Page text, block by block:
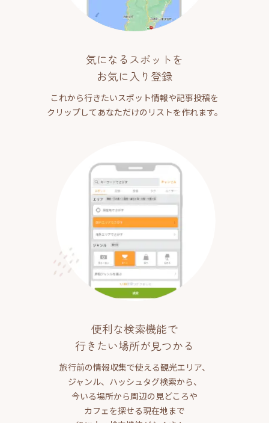
気になるスポットを
お気に入り登録
これから行きたいスポット情報や記事投稿を
クリップしてあなただけのリストを作れます。
便利な検索機能で
行きたい場所が見つかる
旅行前の情報収集で使える観光エリア、
ジャンル、ハッシュタグ検索から、
今いる場所から周辺の見どころや
カフェを探せる現在地まで